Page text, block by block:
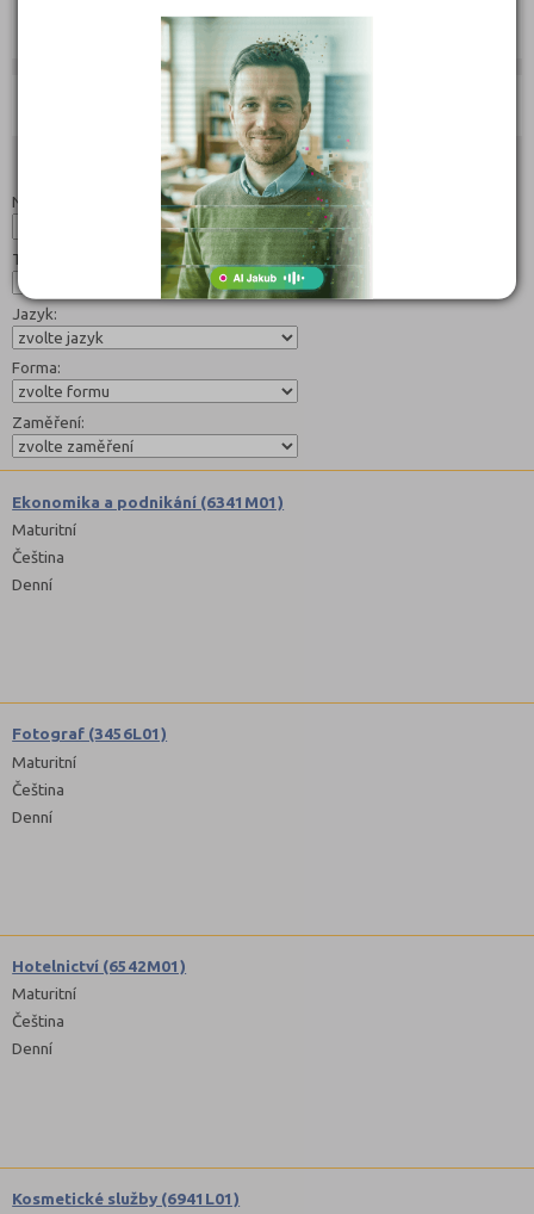
Jak se dostat na střední školu
Studijní programy/oboryNahoru
Název:
Typ:
Jazyk:
Forma:
Zaměření:
Ekonomika a podnikání (6341M01)
Maturitní
Čeština
Denní
Fotograf (3456L01)
Maturitní
Čeština
Denní
Hotelnictví (6542M01)
Maturitní
Čeština
Denní
Kosmetické služby (6941L01)